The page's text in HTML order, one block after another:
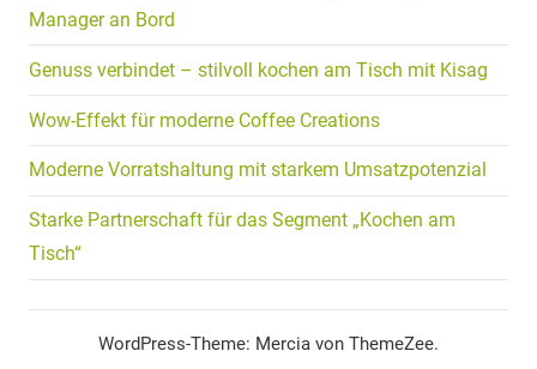
Manager an Bord
Genuss verbindet – stilvoll kochen am Tisch mit Kisag
Wow-Effekt für moderne Coffee Creations
Moderne Vorratshaltung mit starkem Umsatzpotenzial
Starke Partnerschaft für das Segment „Kochen am
Tisch“
WordPress-Theme: Mercia von ThemeZee.